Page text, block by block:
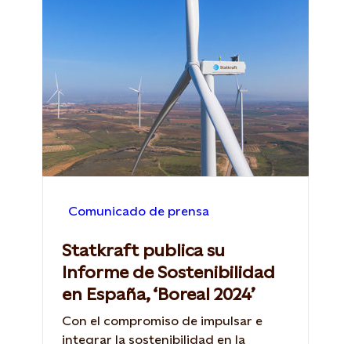
Comunicado de prensa
Statkraft publica su
Informe de Sostenibilidad
en España, ‘Boreal 2024’
Con el compromiso de impulsar e
integrar la sostenibilidad en la